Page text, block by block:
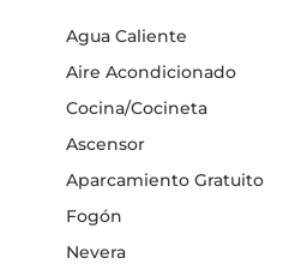
Agua Caliente
Aire Acondicionado
Cocina/Cocineta
Ascensor
Aparcamiento Gratuito
Fogón
Nevera